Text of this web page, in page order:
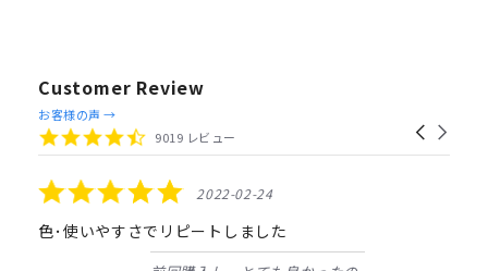
Customer Review
Reviews
carousel
Carousel
4.4
star
9019 レビュー
お客様の声 →
5.0
star
rating
2022-02-24
色･使いやすさでリピートしました